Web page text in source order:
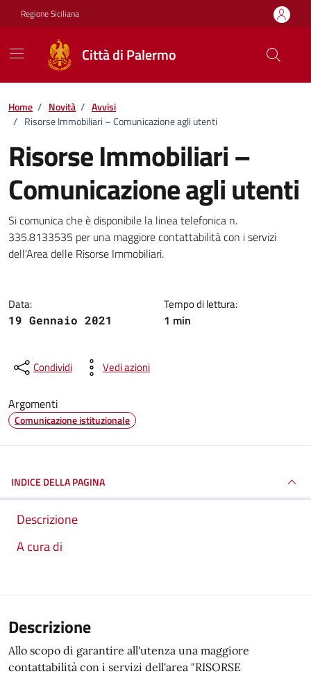
Vai ai contenuti
Vai al footer
Regione Siciliana
Città di Palermo
Home / Novità / Avvisi
/ Risorse Immobiliari – Comunicazione agli utenti
Risorse Immobiliari –
Comunicazione agli utenti
Dettagli della notizia
Si comunica che è disponibile la linea telefonica n.
335.8133535 per una maggiore contattabilità con i servizi
dell'Area delle Risorse Immobiliari.
Data:
19 Gennaio 2021
Tempo di lettura:
1 min
Condividi Vedi azioni
Argomenti
Comunicazione istituzionale
INDICE DELLA PAGINA
Descrizione
A cura di
Descrizione
Allo scopo di garantire all'utenza una maggiore
contattabilità con i servizi dell'area "RISORSE